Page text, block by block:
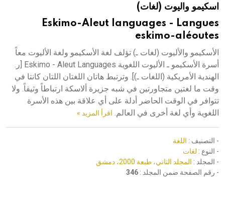
هيئة الموسوعة العربية تطلق موسوعات جديدة في عام 2026
اسكيمو واليوت (لغات)
Eskimo-Aleut languages - Langues
eskimo-aléoutes
الأسكيمو والأليوت (لغات ـ) تؤلف لغة الأسكيمو ولغة الأليوت معاً
أسرة الأسكيمو ـ الأليوت اللغوية Eskimo - Aleut Languages [ر.
الهندية الأمريكية (اللغات ـ)]. وترتبط هاتان اللغتان اللتان كانتا في
وقت ما لغتين متجاورتين في شبه جزيرة ألاسكة ارتباطاً وثيقاً. ولا
تتوافر في الوقت الحاضر أدلة على أي علاقة بين هذه الأسرة
اللغوية وأي لغة أخرى في العالم. اقرأ المزيد »
- التصنيف : اللغة
- النوع : لغات
- المجلد : المجلد الثاني، طبعة 2000، دمشق
- رقم الصفحة ضمن المجلد : 346